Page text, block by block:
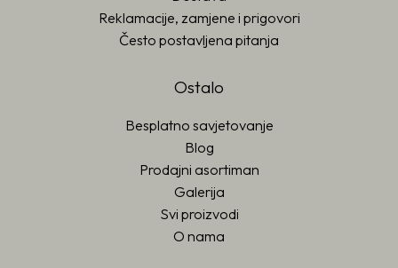
Reklamacije, zamjene i prigovori
Često postavljena pitanja
Ostalo
Besplatno savjetovanje
Blog
Prodajni asortiman
Galerija
Svi proizvodi
O nama